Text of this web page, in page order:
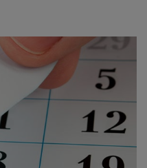
le boire ? Quelle
et comment la